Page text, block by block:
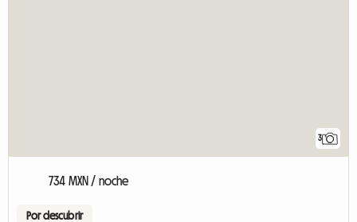
3
734 MXN / noche
Por descubrir